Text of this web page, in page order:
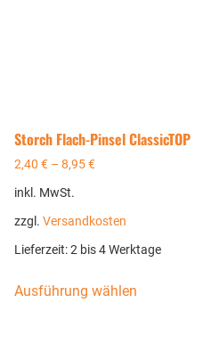
Storch Flach-Pinsel ClassicTOP
2,40 € – 8,95€
inkl. MwSt.
zzgl. Versandkosten
Lieferzeit:2 bis 4 Werktage
Ausführung wählen